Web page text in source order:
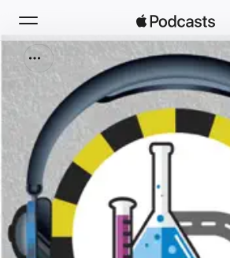
Search
Home
New
Top Charts